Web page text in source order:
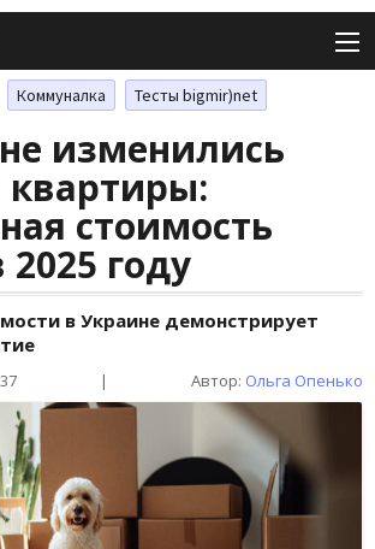
Коммуналка Тесты bigmir)net
изменились
стоимость
году
в Украине демонстрирует
| Автор: Ольга Опенько